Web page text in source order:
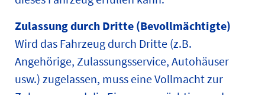
Zulassung durch Dritte (Bevollmächtigte)
Wird das Fahrzeug durch Dritte (z.B.
Angehörige, Zulassungsservice, Autohäuser
usw.) zugelassen, muss eine Vollmacht zur